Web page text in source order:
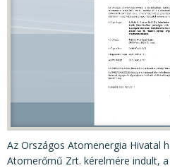
KIADVÁNYOK, JELENTÉSEK
NYOMTATVÁNYOK,
Az Országos Atomenergia Hivatal
Atomerőmű Zrt. kérelmére indult,